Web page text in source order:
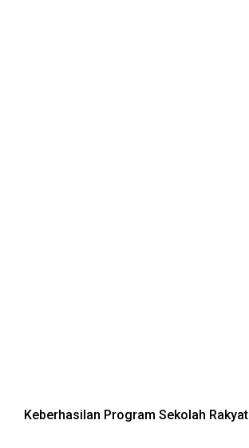
Keberhasilan Program Sekolah Rakyat